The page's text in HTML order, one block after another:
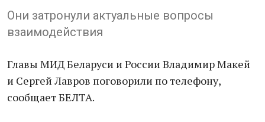
Они затронули актуальные вопросы
взаимодействия
Главы МИД Беларуси и России Владимир Макей
и Сергей Лавров поговорили по телефону,
сообщает БЕЛТА.